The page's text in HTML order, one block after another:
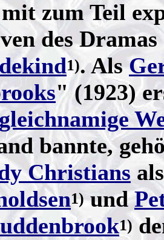
zum Teil
des
1). Als
" (1923)
gleichnamige
bannte,
Christians
1)und
1)